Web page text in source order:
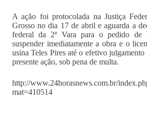
A ação foi protocolada na Justiça
Grosso no dia 17 de abril e aguarda a
federal da 2ª Vara para o pedido de
suspender imediatamente a obra e o
usina Teles Pires até o efetivo julgamento
presente ação, sob pena de multa.
http://www.24horasnews.com.br/
mat=410514